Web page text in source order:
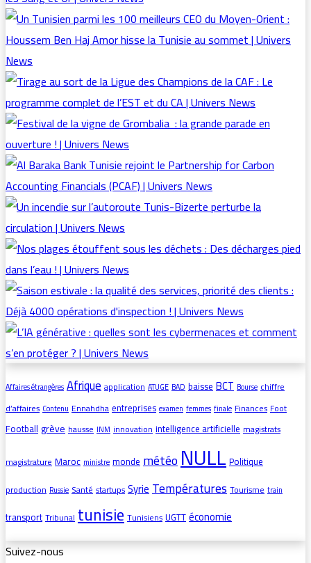
Affaires étrangères Afriqueapplication ATUGE BAD baisseBCT Bourse chiffre
d’affaires Contenu Ennahdhaentreprises examen femmes finale FinancesFoot
Footballgrèvehausse INM innovationintelligence artificiellemagistrats
magistratureMaroc ministre mondemétéoNULLPolitique
production Russie SantéstartupsSyrieTempératuresTourisme train
transportTribunaltunisieTunisiensUGTTéconomie
Suivez-nous